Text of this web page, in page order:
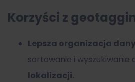
Korzyści z
Lepsza organizacja
sortowanie i
lokalizacji.